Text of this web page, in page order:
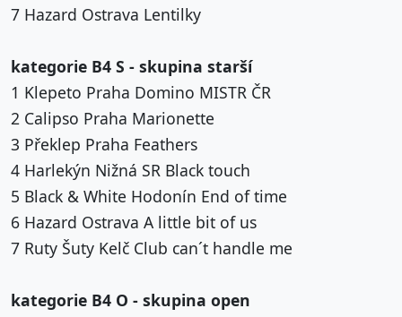
7 Hazard Ostrava Lentilky
kategorie B4 S - skupina starší
1 Klepeto Praha Domino MISTR ČR
2 Calipso Praha Marionette
3 Překlep Praha Feathers
4 Harlekýn Nižná SR Black touch
5 Black & White Hodonín End of time
6 Hazard Ostrava A little bit of us
7 Ruty Šuty Kelč Club can´t handle me
kategorie B4 O - skupina open